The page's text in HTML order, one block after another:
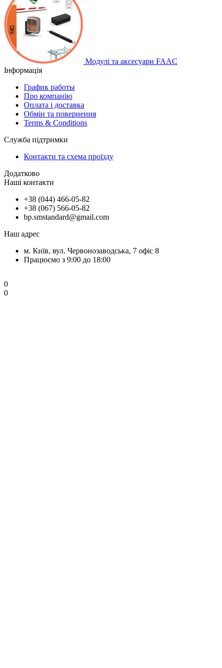
Модулі та аксесуари FAAC
Інформація
График работы
Про компанію
Оплата і доставка
Обмін та повернення
Terms & Conditions
Служба підтримки
Контакти та схема проїзду
Додатково
Наші контакти
+38 (044) 466-05-82
+38 (067) 566-05-82
bp.smstandard@gmail.com
Наш адрес
м. Київ, вул. Червонозаводська, 7 офіс 8
Працюємо з 9:00 до 18:00
0
0